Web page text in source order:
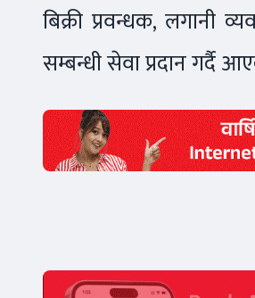
बिक्री प्रवन्धक, लगानी
सम्बन्धी सेवा प्रदान गर्दै